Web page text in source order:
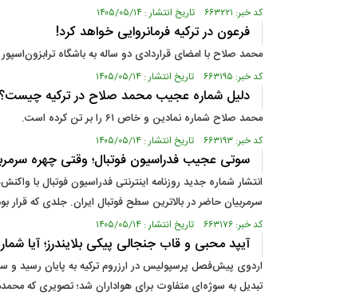
کد خبر: ۶۶۳۲۲۱ تاریخ انتشار : ۱۴۰۵/۰۵/۱۴
فرعون در ترکیه فرمانروایی خواهد کرد!
محمد صلاح با امضای قراردادی دو ساله به باشگاه
کد خبر: ۶۶۳۱۹۵ تاریخ انتشار : ۱۴۰۵/۰۵/۱۴
دلیل شماره عجیب محمد صلاح در ترکیه چیست؟
محمد صلاح شماره نمادین و خاص ۶۱ را بر تن کرده است.
کد خبر: ۶۶۳۱۹۳ تاریخ انتشار : ۱۴۰۵/۰۵/۱۴
سوتی عجیب فدراسیون فوتبال؛ وقتی چهره
انتشار شماره جدید روزنامه اینترنتی فدراسیون فوتبال با
سرمربیان حاضر در بالاترین سطح فوتبال ایران. جلدی که
کد خبر: ۶۶۳۱۷۶ تاریخ انتشار : ۱۴۰۵/۰۵/۱۴
آیپد محبی و قاب جنجالی پیکی بلایندرز؛ آیا شماره ۱۰ جدید پرسپولیس پیام خاصی
اردوی پیش‌فصل پرسپولیس در ارزروم ترکیه به پایان رسید و
تبدیل به سوژه‌ای متفاوت برای هواداران شد؛ تصویری که